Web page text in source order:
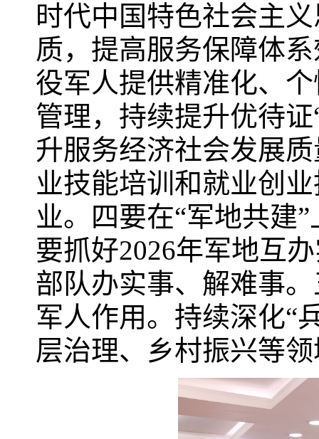
时代中国特色社会主
质，提高服务保障体
役军人提供精准化、
管理，持续提升优待
升服务经济社会发展
业技能培训和就业创
业。四要在“军地共建
要抓好2026年军地互
部队办实事、解难事
军人作用。持续深化“
层治理、乡村振兴等